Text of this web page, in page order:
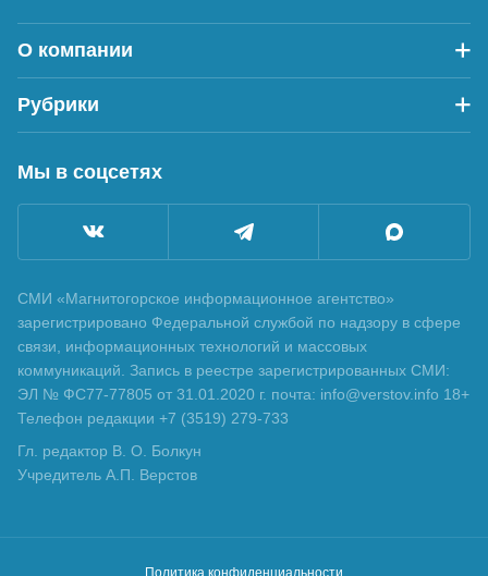
О компании
Рубрики
Мы в соцсетях
СМИ «Магнитогорское информационное агентство»
зарегистрировано Федеральной службой по надзору в сфере
связи, информационных технологий и массовых
коммуникаций. Запись в реестре зарегистрированных СМИ:
ЭЛ № ФС77-77805 от 31.01.2020 г. почта: info@verstov.info 18+
Телефон редакции +7 (3519) 279-733
Гл. редактор В. О. Болкун
Учредитель А.П. Верстов
Политика конфиденциальности